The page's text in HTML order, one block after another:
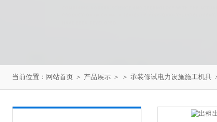
当前位置： 网站首页 ＞ 产品展示 ＞ ＞ 承装修试电力设施施工机具